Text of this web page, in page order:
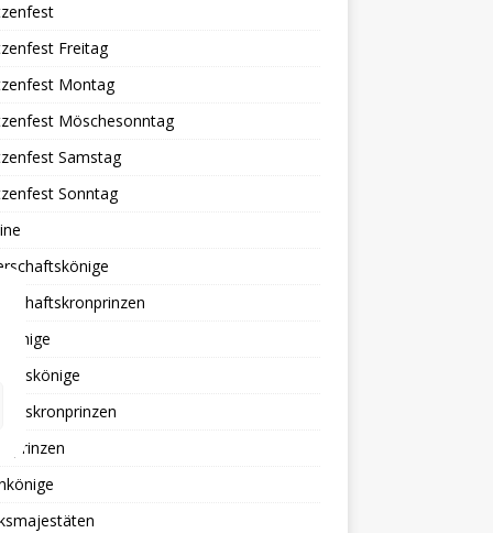
Freitag
Montag
Möschesonntag
Samstag
Sonntag